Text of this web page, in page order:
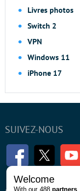
Livres photos
Switch 2
VPN
Windows 11
iPhone 17
SUIVEZ-NOUS
FacebookTwitter
Welcome
With our 488partners